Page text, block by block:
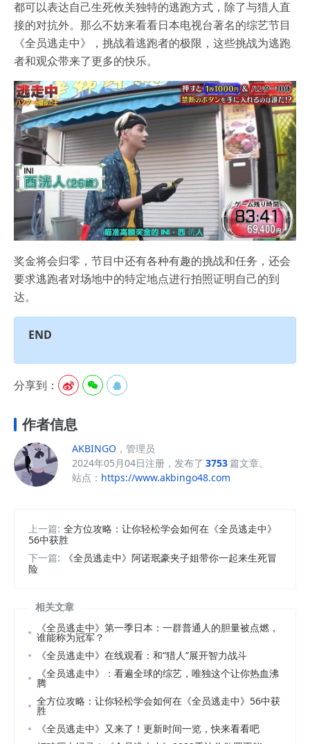
都可以表达自己生死攸关独特的逃跑方式，除了与猎人直
接的对抗外。那么不妨来看看日本电视台著名的综艺节目
《全员逃走中》，挑战着逃跑者的极限，这些挑战为逃跑
者和观众带来了更多的快乐。
奖金将会归零，节目中还有各种有趣的挑战和任务，还会
要求逃跑者对场地中的特定地点进行拍照证明自己的到
达。
END
分享到：   
作者信息
AKBINGO ，管理员
2024年05月04日注册，发布了 3753篇文章。
站点： https://www.akbingo48.com
上一篇: 全方位攻略：让你轻松学会如何在《全员逃走中》
56中获胜
下一篇:
《全员逃走中》阿诺珉豪夹子姐带你一起来生死冒
险
相关文章
《全员逃走中》第一季日本：一群普通人的胆量被点燃，
谁能称为冠军？
《全员逃走中》在线观看：和“猎人”展开智力战斗
《全员逃走中》：看遍全球的综艺，唯独这个让你热血沸
腾
全方位攻略：让你轻松学会如何在《全员逃走中》56中获
胜
《全员逃走中》又来了！更新时间一览，快来看看吧